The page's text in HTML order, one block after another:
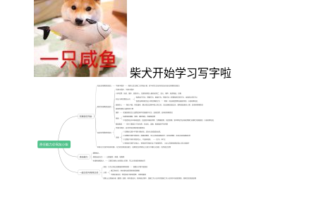
柴犬开始学习写字啦